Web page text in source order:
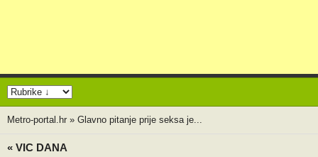
Metro-portal.hr » Glavno pitanje prije seksa je...
« VIC DANA